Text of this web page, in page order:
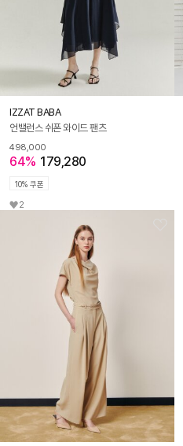
IZZAT BABA
언밸런스 쉬폰 와이드 팬츠
498,000
64% 179,280
10% 쿠폰
2